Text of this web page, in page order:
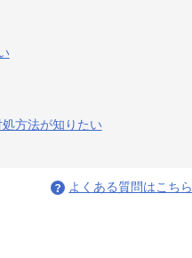
方法が知りたい
よくある質問はこちら